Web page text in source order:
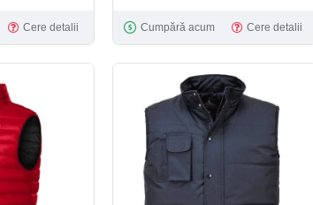
Cere detalii Cumpără acum Cere detalii